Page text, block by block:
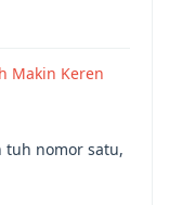
Makin Keren
tuh nomor satu,